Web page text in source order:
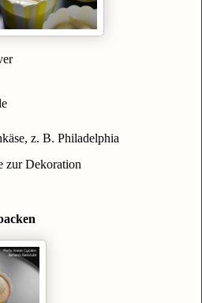
z. B. Philadelphia
zur Dekoration